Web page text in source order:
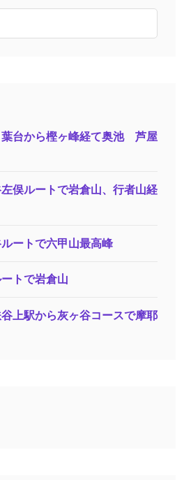
台から樫ヶ峰経て奥池 芦屋
俣ルートで岩倉山、行者山経
ートで六甲山最高峰
トで岩倉山
上駅から灰ヶ谷コースで摩耶